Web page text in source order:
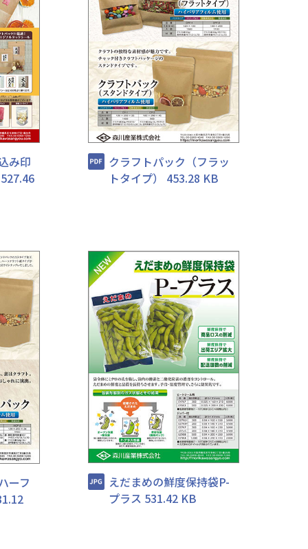
み印
クラフトパック（フラッ
トタイプ） 453.28 KB
ーフ
えだまめの鮮度保持袋P-
プラス 531.42 KB